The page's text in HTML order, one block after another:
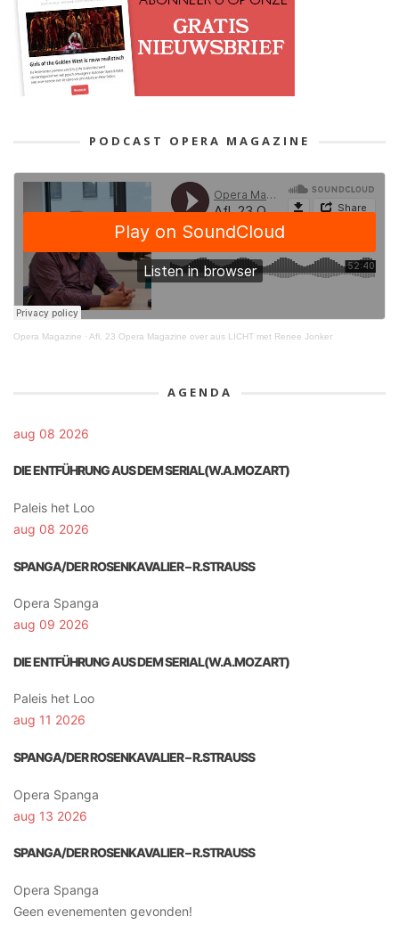
PODCAST OPERA MAGAZINE
Opera Magazine · Afl. 23 Opera Magazine over aus LICHT met Renee Jonker
AGENDA
aug 08 2026
DIE ENTFÜHRUNG AUS DEM SERIAL(W.A.MOZART)
Paleis het Loo
aug 08 2026
SPANGA/DER ROSENKAVALIER – R.STRAUSS
Opera Spanga
aug 09 2026
DIE ENTFÜHRUNG AUS DEM SERIAL(W.A.MOZART)
Paleis het Loo
aug 11 2026
SPANGA/DER ROSENKAVALIER – R.STRAUSS
Opera Spanga
aug 13 2026
SPANGA/DER ROSENKAVALIER – R.STRAUSS
Opera Spanga
Geen evenementen gevonden!